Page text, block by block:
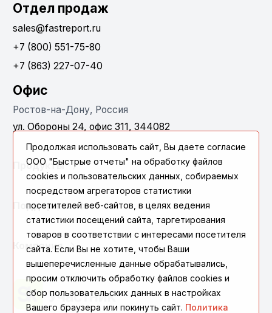
Отдел продаж
sales@fastreport.ru
+7 (800) 551-75-80
+7 (863) 227-07-40
Офис
Ростов-на-Дону, Россия
ул. Обороны 24, офис 311, 344082
Продукты
Поддержка
Компания
Продолжая использовать сайт, Вы даете согласие
ООО "Быстрые отчеты" на обработку файлов
cookies и пользовательских данных, собираемых
посредством агрегаторов статистики
посетителей веб-сайтов, в целях ведения
статистики посещений сайта, таргетирования
товаров в соответствии с интересами посетителя
сайта. Если Вы не хотите, чтобы Ваши
вышеперечисленные данные обрабатывались,
просим отключить обработку файлов cookies и
сбор пользовательских данных в настройках
Вашего браузера или покинуть сайт. Политика